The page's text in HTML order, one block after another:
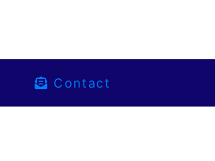
Contact